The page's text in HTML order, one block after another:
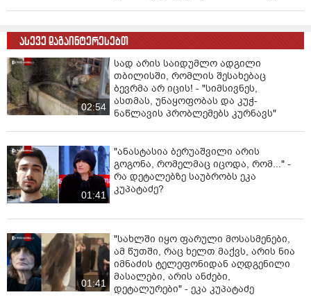
ასევე დაგაინტერესებთ
02:54
სად არის საიდუმლო ადგილი
თბილისში, რომლის შესახებაც
ბევრმა არ იცის! - "სიმსივნეს,
ასთმას, უნაყოფობას და კუჭ-
ნაწლავის პრობლემებს კურნავს"
01:41
"ანასტასია ბერუაშვილი არის
გოგონა, რომელმაც იცოდა, რომ..." -
რა დეტალებზე საუბრობს ეკა
კუპატაძე?
01:41
"სახლში იყო ფარული მოსასმენები,
ამ წუთში, რაც ხელთ მაქვს, არის ნია
იმნაძის ტელეფონიდან აღდგენილი
მასალები, არის ანძები,
დეტალურები" - ეკა კუპატაძე